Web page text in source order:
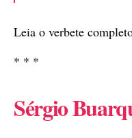
Leia o verbete
* * *
Sérgio